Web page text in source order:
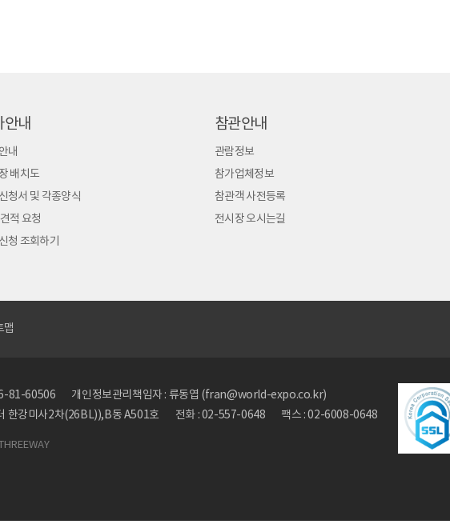
안내
내
배치도
청서 및 각종양식
적 요청
청 조회하기
참관안내
관람정보
참가업체정보
참관객 사전등록
전시장 오시는길
맵
81-60506
개인정보관리책임자 : 류동엽 (fran@world-expo.co.kr)
한강미사2차(26BL)),B동 A501호
전화 : 02-557-0648 팩스 : 02-6008-0648